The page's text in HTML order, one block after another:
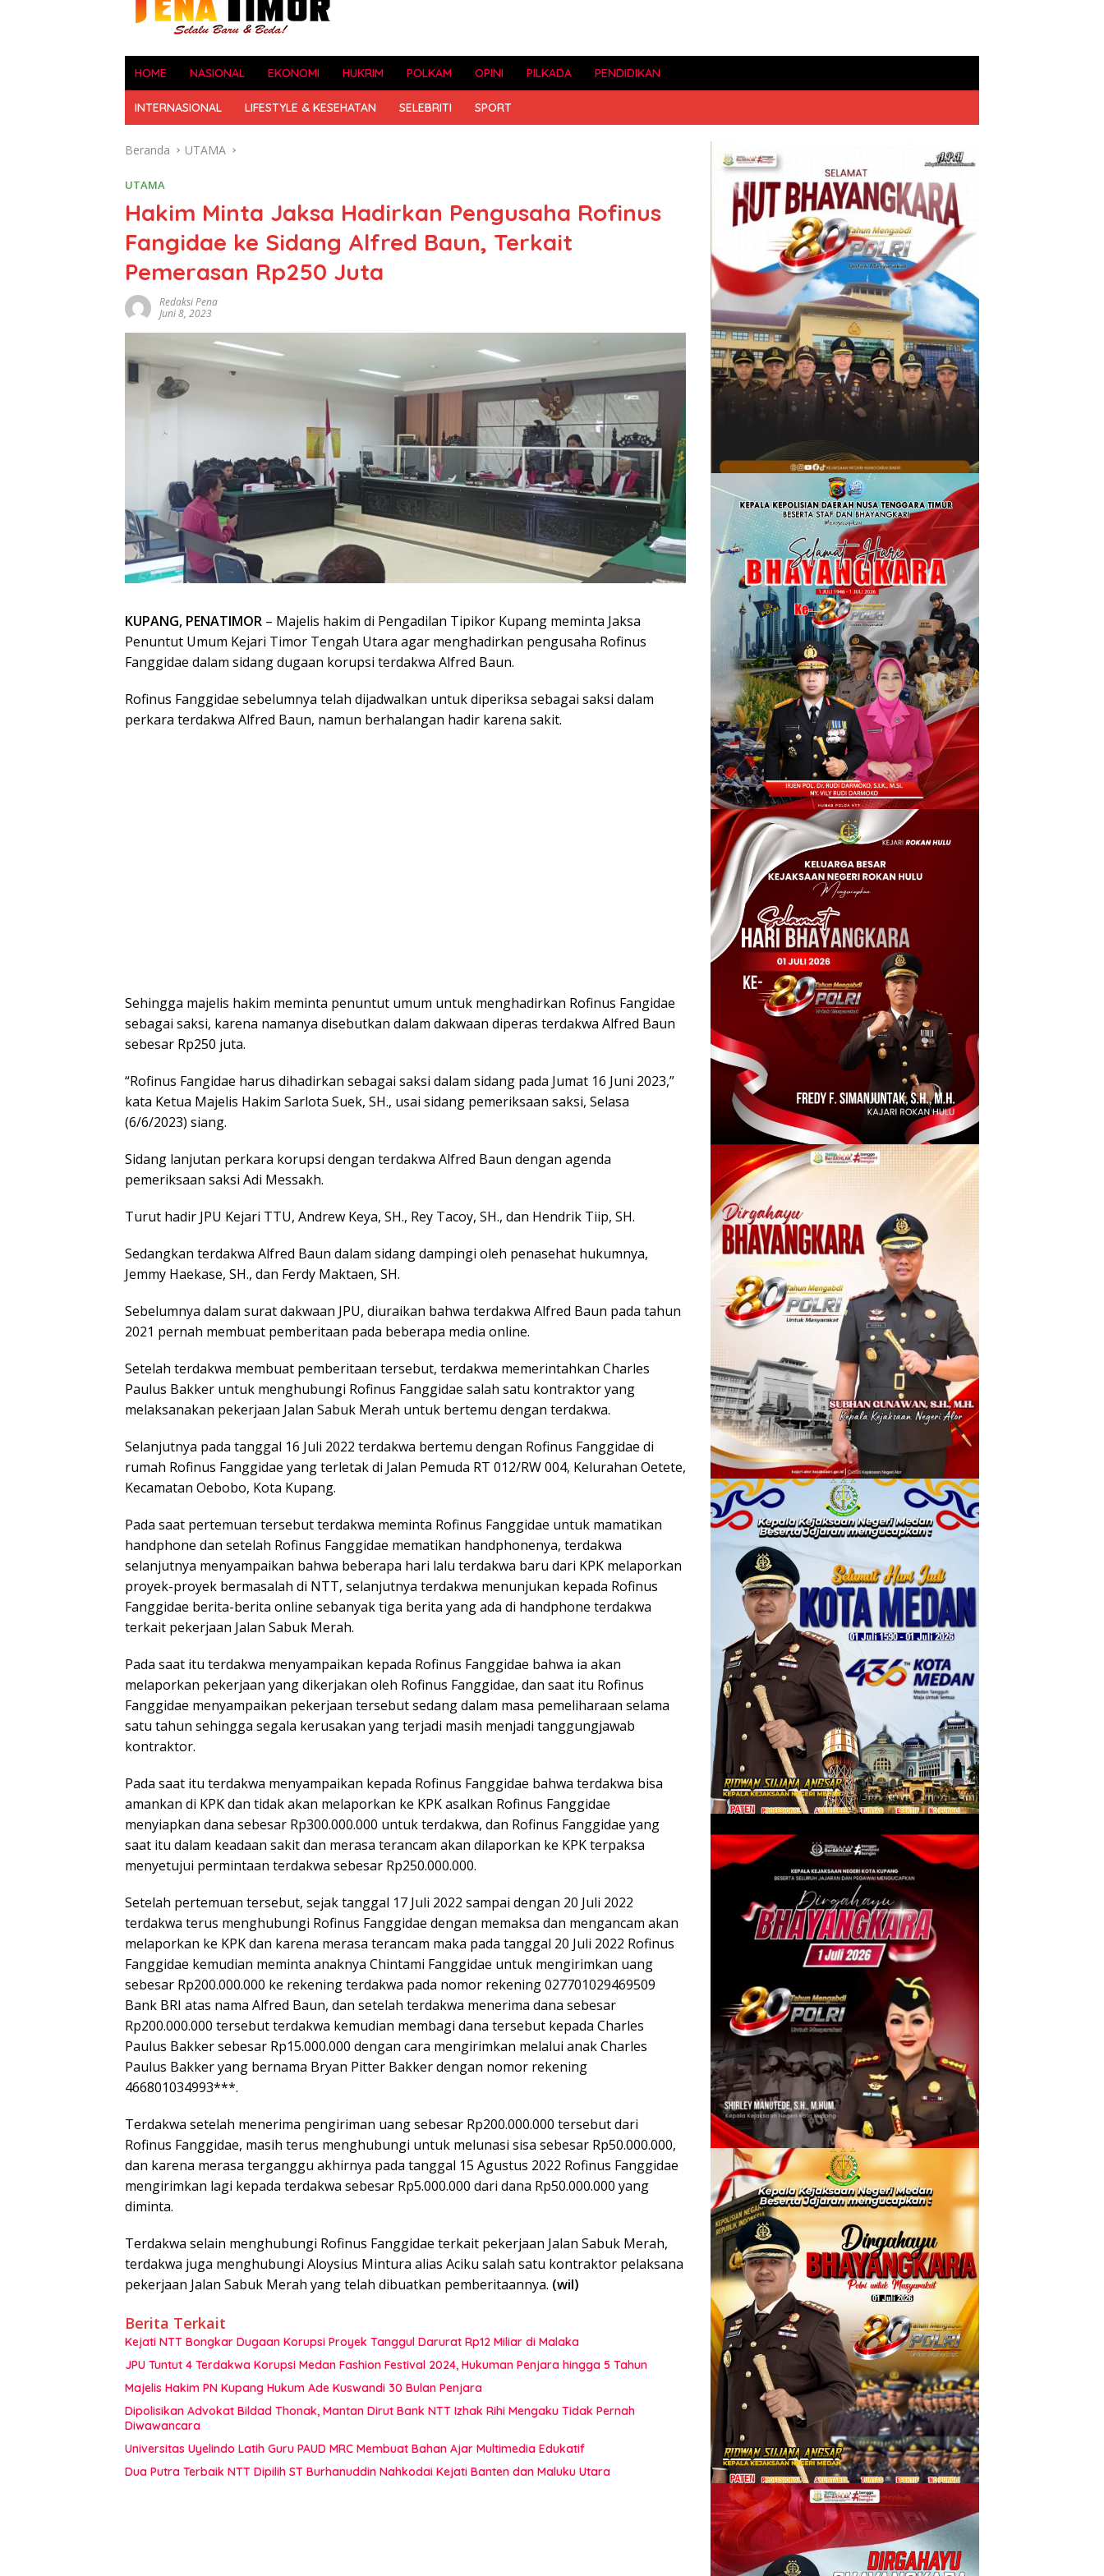
HOME NASIONAL EKONOMI HUKRIM POLKAM OPINI PILKADA PENDIDIKAN
INTERNASIONAL LIFESTYLE & KESEHATAN SELEBRITI SPORT
Beranda UTAMA
UTAMA
Hakim Minta Jaksa Hadirkan Pengusaha Rofinus
Fangidae ke Sidang Alfred Baun, Terkait
Pemerasan Rp250 Juta
Redaksi Pena
Juni 8, 2023
KUPANG, PENATIMOR – Majelis hakim di Pengadilan Tipikor Kupang meminta Jaksa
Penuntut Umum Kejari Timor Tengah Utara agar menghadirkan pengusaha Rofinus
Fanggidae dalam sidang dugaan korupsi terdakwa Alfred Baun.
Rofinus Fanggidae sebelumnya telah dijadwalkan untuk diperiksa sebagai saksi dalam
perkara terdakwa Alfred Baun, namun berhalangan hadir karena sakit.
Sehingga majelis hakim meminta penuntut umum untuk menghadirkan Rofinus Fangidae
sebagai saksi, karena namanya disebutkan dalam dakwaan diperas terdakwa Alfred Baun
sebesar Rp250 juta.
“Rofinus Fangidae harus dihadirkan sebagai saksi dalam sidang pada Jumat 16 Juni 2023,”
kata Ketua Majelis Hakim Sarlota Suek, SH., usai sidang pemeriksaan saksi, Selasa
(6/6/2023) siang.
Sidang lanjutan perkara korupsi dengan terdakwa Alfred Baun dengan agenda
pemeriksaan saksi Adi Messakh.
Turut hadir JPU Kejari TTU, Andrew Keya, SH., Rey Tacoy, SH., dan Hendrik Tiip, SH.
Sedangkan terdakwa Alfred Baun dalam sidang dampingi oleh penasehat hukumnya,
Jemmy Haekase, SH., dan Ferdy Maktaen, SH.
Sebelumnya dalam surat dakwaan JPU, diuraikan bahwa terdakwa Alfred Baun pada tahun
2021 pernah membuat pemberitaan pada beberapa media online.
Setelah terdakwa membuat pemberitaan tersebut, terdakwa memerintahkan Charles
Paulus Bakker untuk menghubungi Rofinus Fanggidae salah satu kontraktor yang
melaksanakan pekerjaan Jalan Sabuk Merah untuk bertemu dengan terdakwa.
Selanjutnya pada tanggal 16 Juli 2022 terdakwa bertemu dengan Rofinus Fanggidae di
rumah Rofinus Fanggidae yang terletak di Jalan Pemuda RT 012/RW 004, Kelurahan Oetete,
Kecamatan Oebobo, Kota Kupang.
Pada saat pertemuan tersebut terdakwa meminta Rofinus Fanggidae untuk mamatikan
handphone dan setelah Rofinus Fanggidae mematikan handphonenya, terdakwa
selanjutnya menyampaikan bahwa beberapa hari lalu terdakwa baru dari KPK melaporkan
proyek-proyek bermasalah di NTT, selanjutnya terdakwa menunjukan kepada Rofinus
Fanggidae berita-berita online sebanyak tiga berita yang ada di handphone terdakwa
terkait pekerjaan Jalan Sabuk Merah.
Pada saat itu terdakwa menyampaikan kepada Rofinus Fanggidae bahwa ia akan
melaporkan pekerjaan yang dikerjakan oleh Rofinus Fanggidae, dan saat itu Rofinus
Fanggidae menyampaikan pekerjaan tersebut sedang dalam masa pemeliharaan selama
satu tahun sehingga segala kerusakan yang terjadi masih menjadi tanggungjawab
kontraktor.
Pada saat itu terdakwa menyampaikan kepada Rofinus Fanggidae bahwa terdakwa bisa
amankan di KPK dan tidak akan melaporkan ke KPK asalkan Rofinus Fanggidae
menyiapkan dana sebesar Rp300.000.000 untuk terdakwa, dan Rofinus Fanggidae yang
saat itu dalam keadaan sakit dan merasa terancam akan dilaporkan ke KPK terpaksa
menyetujui permintaan terdakwa sebesar Rp250.000.000.
Setelah pertemuan tersebut, sejak tanggal 17 Juli 2022 sampai dengan 20 Juli 2022
terdakwa terus menghubungi Rofinus Fanggidae dengan memaksa dan mengancam akan
melaporkan ke KPK dan karena merasa terancam maka pada tanggal 20 Juli 2022 Rofinus
Fanggidae kemudian meminta anaknya Chintami Fanggidae untuk mengirimkan uang
sebesar Rp200.000.000 ke rekening terdakwa pada nomor rekening 027701029469509
Bank BRI atas nama Alfred Baun, dan setelah terdakwa menerima dana sebesar
Rp200.000.000 tersebut terdakwa kemudian membagi dana tersebut kepada Charles
Paulus Bakker sebesar Rp15.000.000 dengan cara mengirimkan melalui anak Charles
Paulus Bakker yang bernama Bryan Pitter Bakker dengan nomor rekening
466801034993***.
Terdakwa setelah menerima pengiriman uang sebesar Rp200.000.000 tersebut dari
Rofinus Fanggidae, masih terus menghubungi untuk melunasi sisa sebesar Rp50.000.000,
dan karena merasa terganggu akhirnya pada tanggal 15 Agustus 2022 Rofinus Fanggidae
mengirimkan lagi kepada terdakwa sebesar Rp5.000.000 dari dana Rp50.000.000 yang
diminta.
Terdakwa selain menghubungi Rofinus Fanggidae terkait pekerjaan Jalan Sabuk Merah,
terdakwa juga menghubungi Aloysius Mintura alias Aciku salah satu kontraktor pelaksana
pekerjaan Jalan Sabuk Merah yang telah dibuatkan pemberitaannya. (wil)
Berita Terkait
Kejati NTT Bongkar Dugaan Korupsi Proyek Tanggul Darurat Rp12 Miliar di Malaka
JPU Tuntut 4 Terdakwa Korupsi Medan Fashion Festival 2024, Hukuman Penjara hingga 5 Tahun
Majelis Hakim PN Kupang Hukum Ade Kuswandi 30 Bulan Penjara
Dipolisikan Advokat Bildad Thonak, Mantan Dirut Bank NTT Izhak Rihi Mengaku Tidak Pernah
Diwawancara
Universitas Uyelindo Latih Guru PAUD MRC Membuat Bahan Ajar Multimedia Edukatif
Dua Putra Terbaik NTT Dipilih ST Burhanuddin Nahkodai Kejati Banten dan Maluku Utara